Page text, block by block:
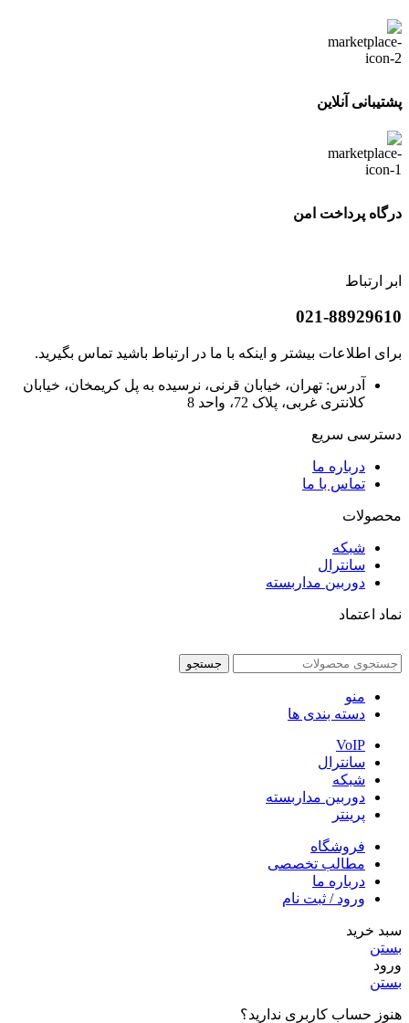
پشتیبانی آنلاین
درگاه پرداخت امن
ابر ارتباط
021-88929610
برای اطلاعات بیشتر و اینکه با ما در ارتباط باشید تماس بگیرید.
آدرس: تهران، خیابان قرنی، نرسیده به پل کریمخان، خیابان
کلانتری غربی، پلاک 72، واحد 8
دسترسی سریع
درباره ما
تماس با ما
محصولات
شبکه
سانترال
دوربین مداربسته
نماد اعتماد
جستجو
منو
دسته بندی ها
VoIP
سانترال
شبکه
دوربین مداربسته
پرینتر
فروشگاه
مطالب تخصصی
درباره ما
ورود / ثبت نام
سبد خرید
بستن
ورود
بستن
هنوز حساب کاربری ندارید؟